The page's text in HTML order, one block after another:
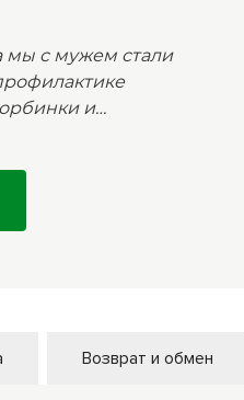
мы с мужем стали
и
хотелось
действии
попробовать. В
Возврат и обмен